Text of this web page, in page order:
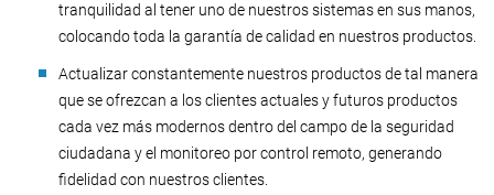
tranquilidad al tener uno de nuestros sistemas en sus manos,
colocando toda la garantía de calidad en nuestros productos.
Actualizar constantemente nuestros productos de tal manera
que se ofrezcan a los clientes actuales y futuros productos
cada vez más modernos dentro del campo de la seguridad
ciudadana y el monitoreo por control remoto, generando
fidelidad con nuestros clientes.